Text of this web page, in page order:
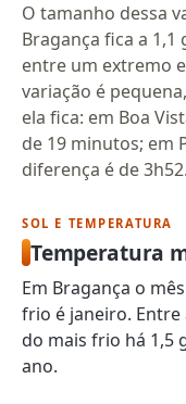
O tamanho dessa
Bragança fica a
entre um extremo
variação é
ela fica: em Boa
de 19 minutos; em
diferença é de 3h52.
SOL E TEMPERATURA
Temperatura
Em Bragança o
frio é janeiro. Entre
do mais frio há 1,5
ano.